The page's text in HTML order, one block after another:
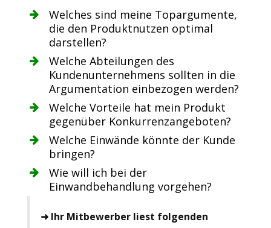
Welches sind meine Topargumente,
die den Produktnutzen optimal
darstellen?
Welche Abteilungen des
Kundenunternehmens sollten in die
Argumentation einbezogen werden?
Welche Vorteile hat mein Produkt
gegenüber Konkurrenzangeboten?
Welche Einwände könnte der Kunde
bringen?
Wie will ich bei der
Einwandbehandlung vorgehen?
➜ Ihr Mitbewerber liest folgenden